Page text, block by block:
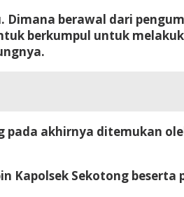
Dimana berawal dari
berkumpul untuk
pada akhirnya ditemukan
Kapolsek Sekotong